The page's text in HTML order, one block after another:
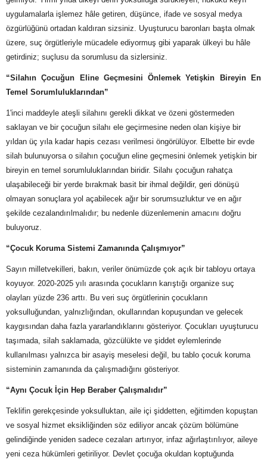
uygulamalarla işlemez hâle getiren, düşünce, ifade ve sosyal medya
özgürlüğünü ortadan kaldıran sizsiniz. Uyuşturucu baronları başta olmak
üzere, suç örgütleriyle mücadele ediyormuş gibi yaparak ülkeyi bu hâle
getirdiniz; suçlusu da sorumlusu da sizlersiniz.
“Silahın Çocuğun Eline Geçmesini Önlemek Yetişkin Bireyin En
Temel Sorumluluklarından”
1'inci maddeyle ateşli silahını gerekli dikkat ve özeni göstermeden
saklayan ve bir çocuğun silahı ele geçirmesine neden olan kişiye bir
yıldan üç yıla kadar hapis cezası verilmesi öngörülüyor. Elbette bir evde
silah bulunuyorsa o silahın çocuğun eline geçmesini önlemek yetişkin bir
bireyin en temel sorumluluklarından biridir. Silahı çocuğun rahatça
ulaşabileceği bir yerde bırakmak basit bir ihmal değildir, geri dönüşü
olmayan sonuçlara yol açabilecek ağır bir sorumsuzluktur ve en ağır
şekilde cezalandırılmalıdır; bu nedenle düzenlemenin amacını doğru
buluyoruz.
“Çocuk Koruma Sistemi Zamanında Çalışmıyor”
Sayın milletvekilleri, bakın, veriler önümüzde çok açık bir tabloyu ortaya
koyuyor. 2020-2025 yılı arasında çocukların karıştığı organize suç
olayları yüzde 236 arttı. Bu veri suç örgütlerinin çocukların
yoksulluğundan, yalnızlığından, okullarından kopuşundan ve gelecek
kaygısından daha fazla yararlandıklarını gösteriyor. Çocukları uyuşturucu
taşımada, silah saklamada, gözcülükte ve şiddet eylemlerinde
kullanılması yalnızca bir asayiş meselesi değil, bu tablo çocuk koruma
sisteminin zamanında da çalışmadığını gösteriyor.
“Aynı Çocuk İçin Hep Beraber Çalışmalıdır”
Teklifin gerekçesinde yoksulluktan, aile içi şiddetten, eğitimden kopuştan
ve sosyal hizmet eksikliğinden söz ediliyor ancak çözüm bölümüne
gelindiğinde yeniden sadece cezaları artırıyor, infaz ağırlaştırılıyor, aileye
yeni ceza hükümleri getiriliyor. Devlet çocuğa okuldan koptuğunda